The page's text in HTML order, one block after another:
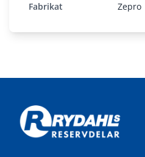
Fabrikat Zepro